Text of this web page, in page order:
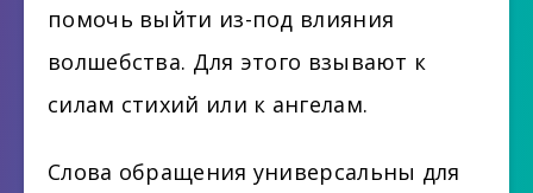
помочь выйти из-под влияния
волшебства. Для этого взывают к
силам стихий или к ангелам.
Слова обращения универсальны для